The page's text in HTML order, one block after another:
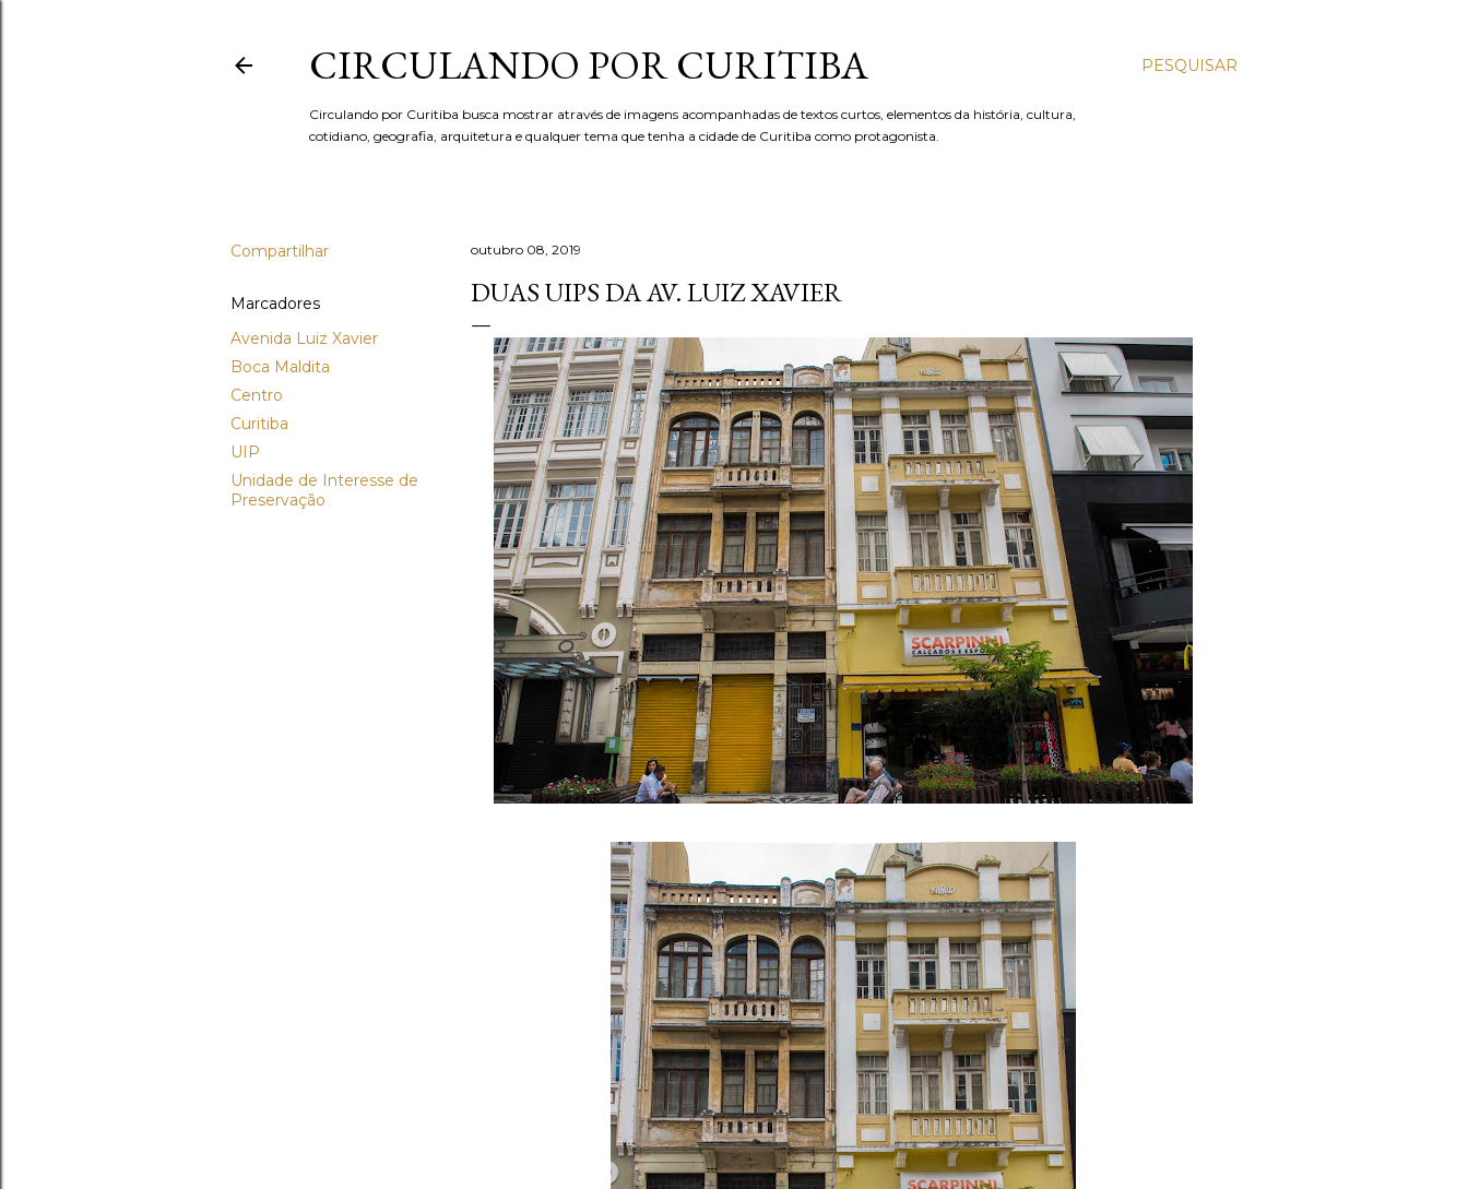
PESQUISAR
CIRCULANDO POR CURITIBA
Circulando por Curitiba busca mostrar através de imagens acompanhadas de textos curtos, elementos da história, cultura,
cotidiano, geografia, arquitetura e qualquer tema que tenha a cidade de Curitiba como protagonista.
Compartilhar
Marcadores
Avenida Luiz Xavier
Boca Maldita
Centro
Curitiba
UIP
Unidade de Interesse de
Preservação
outubro 08, 2019
DUAS UIPS DA AV. LUIZ XAVIER